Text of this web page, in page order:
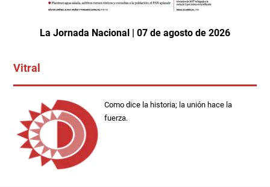
La Jornada Nacional | 07 de agosto de 2026
Vitral
Como dice la historia; la unión hace la
fuerza.